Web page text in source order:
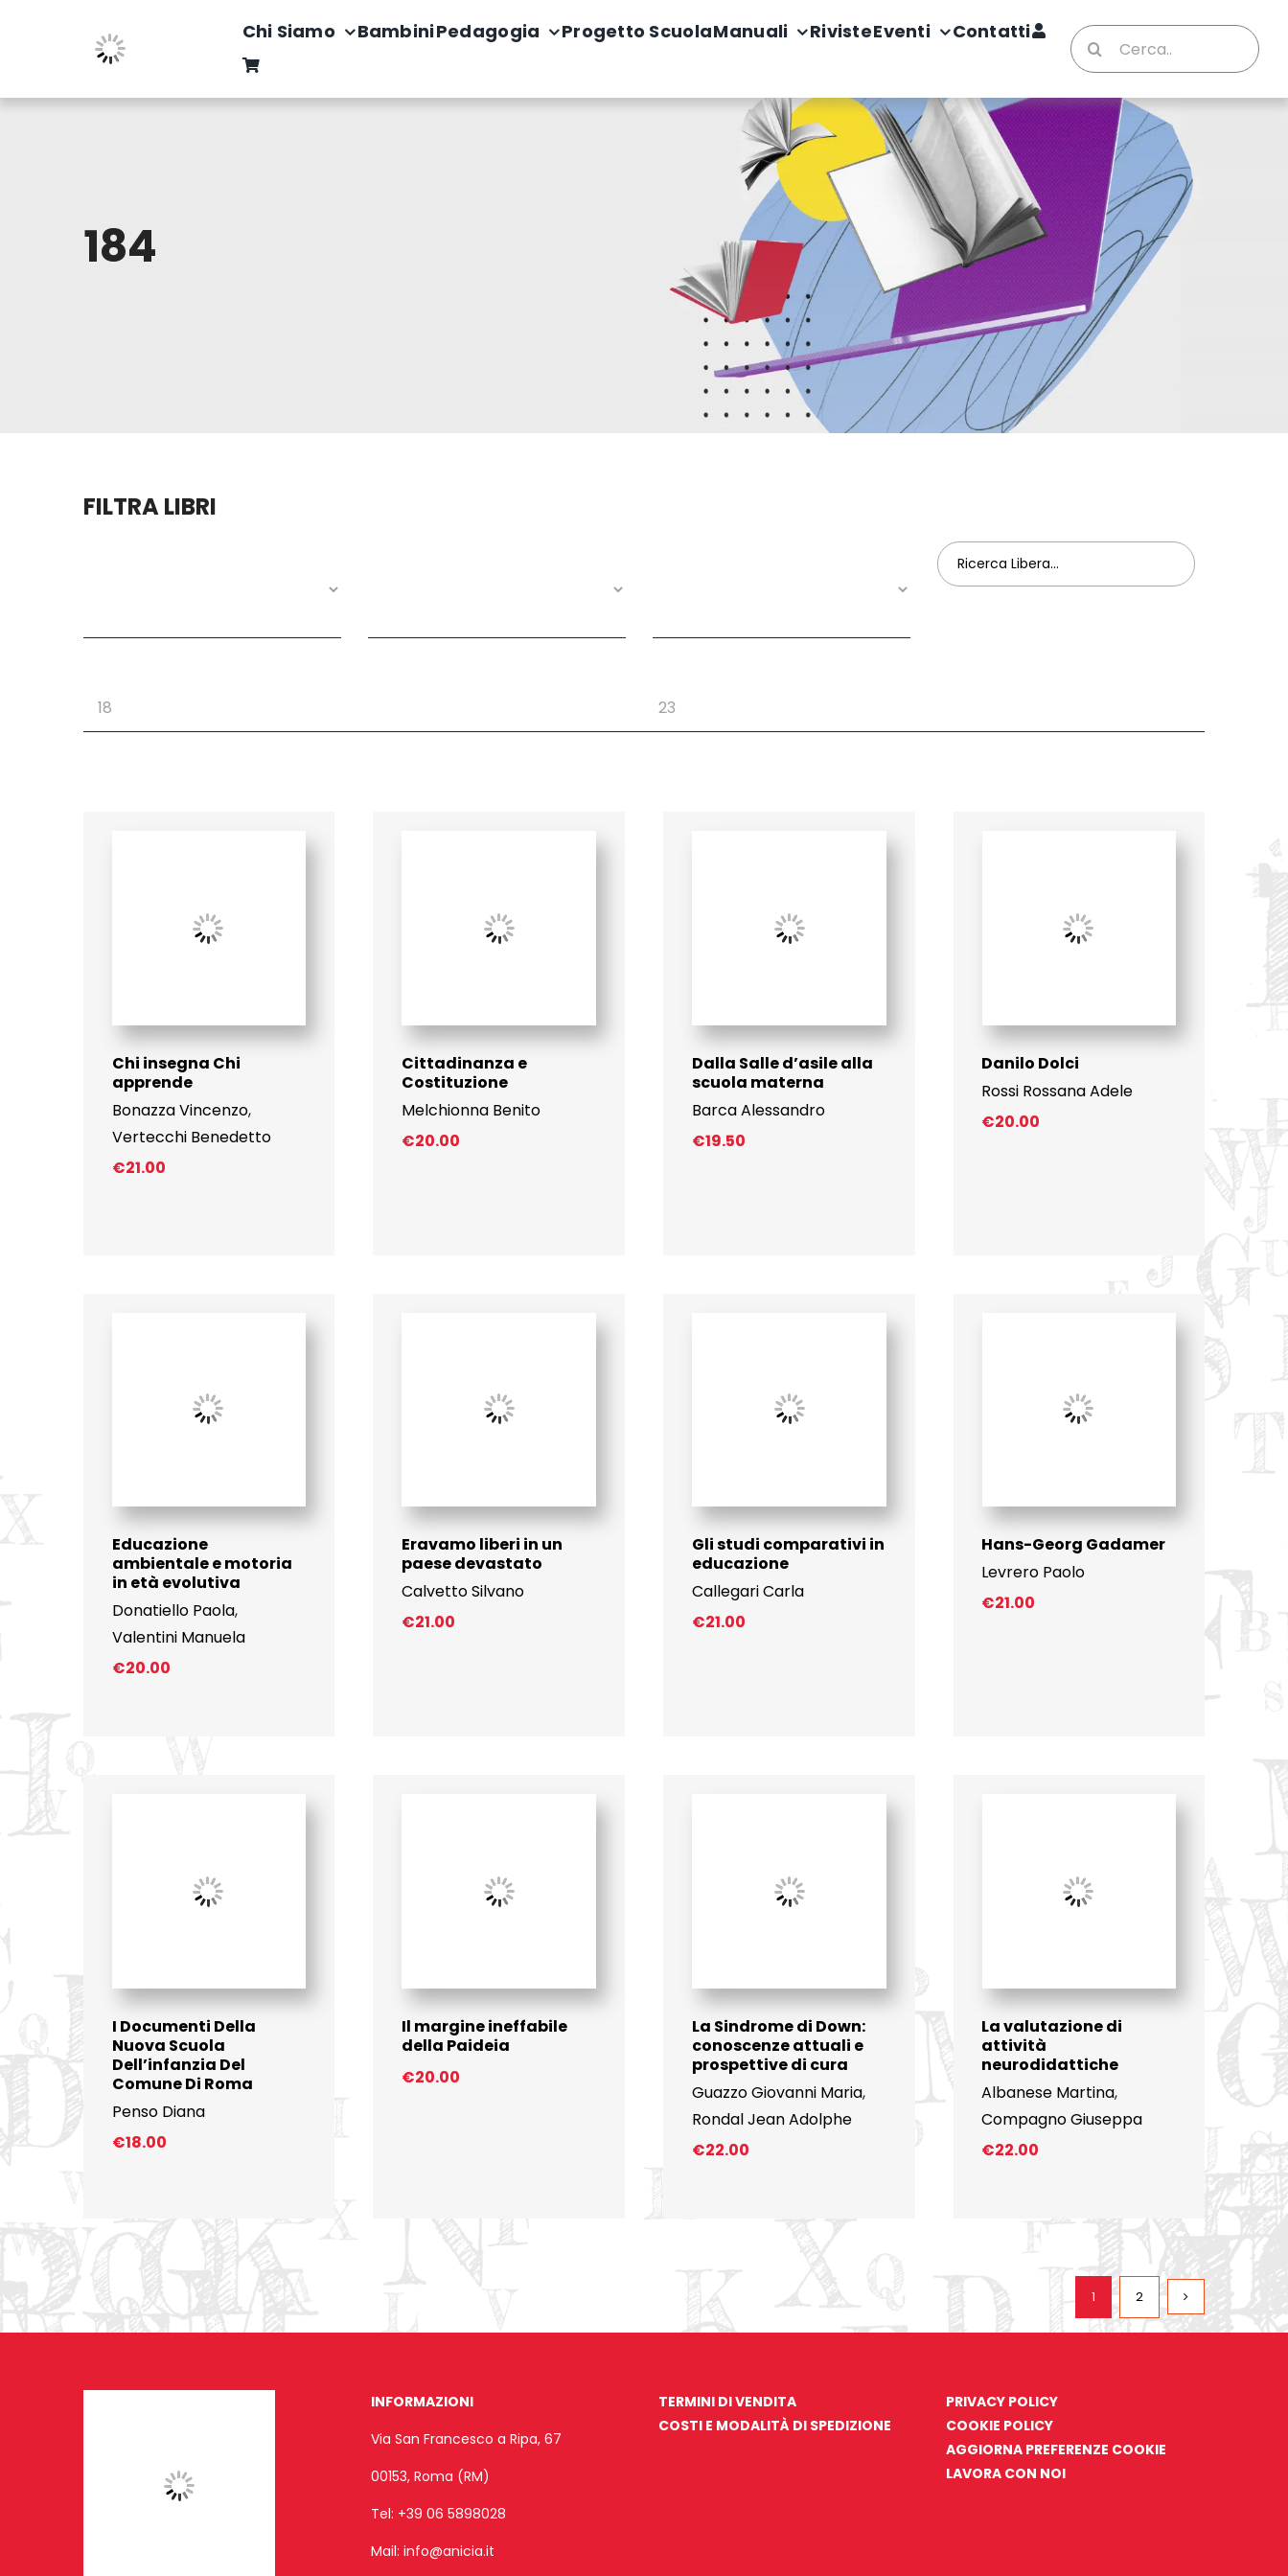
Chi Siamo BambiniPedagogia Progetto ScuolaManuali RivisteEventi Contatti
Cerca
per:
184
FILTRA LIBRI
Chi insegna Chi
apprende
Bonazza Vincenzo,
Vertecchi Benedetto
€21.00
Cittadinanza e
Costituzione
Melchionna Benito
€20.00
Dalla Salle d’asile alla
scuola materna
Barca Alessandro
€19.50
Danilo Dolci
Rossi Rossana Adele
€20.00
Educazione
ambientale e motoria
in età evolutiva
Donatiello Paola,
Valentini Manuela
€20.00
Eravamo liberi in un
paese devastato
Calvetto Silvano
€21.00
Gli studi comparativi in
educazione
Callegari Carla
€21.00
Hans-Georg Gadamer
Levrero Paolo
€21.00
I Documenti Della
Nuova Scuola
Dell’infanzia Del
Comune Di Roma
Penso Diana
€18.00
Il margine ineffabile
della Paideia
€20.00
La Sindrome di Down:
conoscenze attuali e
prospettive di cura
Guazzo Giovanni Maria,
Rondal Jean Adolphe
€22.00
La valutazione di
attività
neurodidattiche
Albanese Martina,
Compagno Giuseppa
€22.00
1 2
INFORMAZIONI
Via San Francesco a Ripa, 67
00153, Roma (RM)
Tel: +39 06 5898028
Mail: info@anicia.it
TERMINI DI VENDITA
COSTI E MODALITÀ DI SPEDIZIONE
PRIVACY POLICY
COOKIE POLICY
AGGIORNA PREFERENZE COOKIE
LAVORA CON NOI